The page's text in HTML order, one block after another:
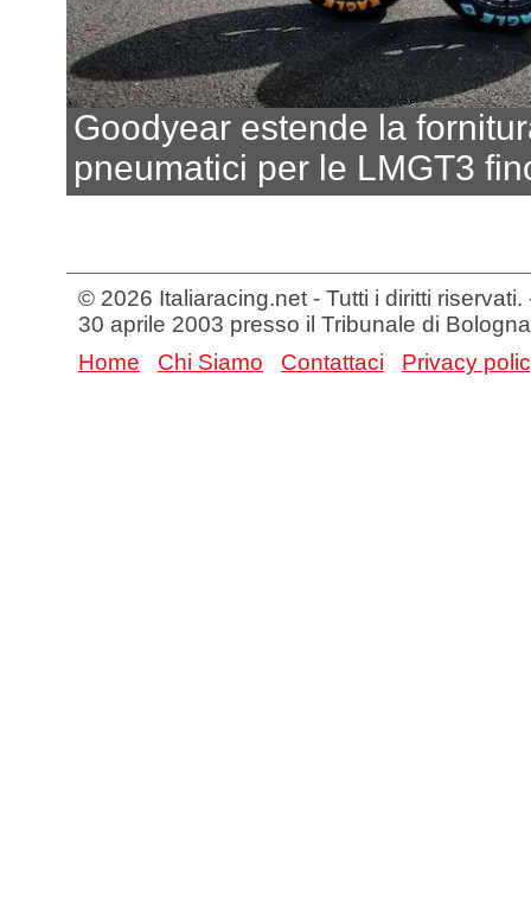
Goodyear estende la
pneumatici per le LMGT3
© 2026 Italiaracing.net - Tutti i diritti
30 aprile 2003 presso il Tribunale di Bologna
Home
Chi Siamo Contattaci Privacy